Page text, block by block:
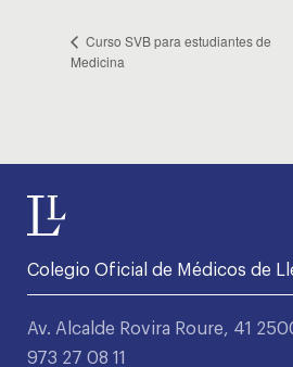
Curso SVB para estudiantes de
Medicina
Colegio Oficial de Médicos de
Av. Alcalde Rovira Roure, 41
973 27 08 11